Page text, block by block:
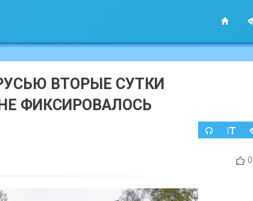
ВТОРЫЕ СУТКИ
ФИКСИРОВАЛОСЬ
0